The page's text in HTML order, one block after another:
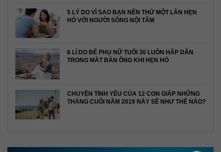
5 LÝ DO VÌ SAO BẠN NÊN THỬ MỘT LẦN HẸN
HÒ VỚI NGƯỜI SỐNG NỘI TÂM
6 LÍ DO ĐỂ PHỤ NỮ TUỔI 30 LUÔN HẤP DẪN
TRONG MẮT ĐÀN ÔNG KHI HẸN HÒ
CHUYỆN TÌNH YÊU CỦA 12 CON GIÁP NHỮNG
THÁNG CUỐI NĂM 2019 NÀY SẼ NHƯ THẾ NÀO?